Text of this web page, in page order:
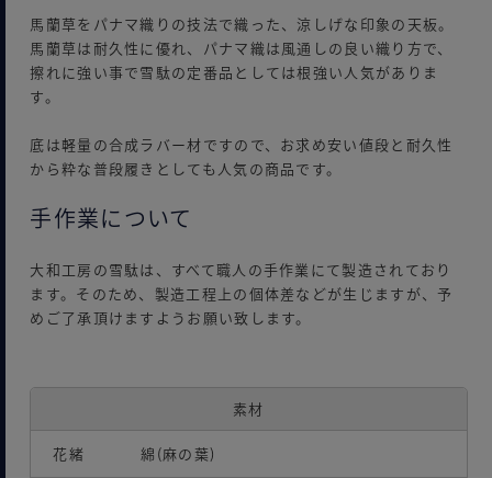
馬蘭草をパナマ織りの技法で織った、涼しげな印象の天板。
馬蘭草は耐久性に優れ、パナマ織は風通しの良い織り方で、
擦れに強い事で雪駄の定番品としては根強い人気がありま
す。
底は軽量の合成ラバー材ですので、お求め安い値段と耐久性
から粋な普段履きとしても人気の商品です。
手作業について
大和工房の雪駄は、すべて職人の手作業にて製造されており
ます。そのため、製造工程上の個体差などが生じますが、予
めご了承頂けますようお願い致します。
素材
花緒 綿(麻の葉)